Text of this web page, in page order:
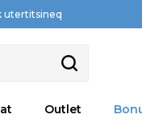
utertitsineq
Outlet